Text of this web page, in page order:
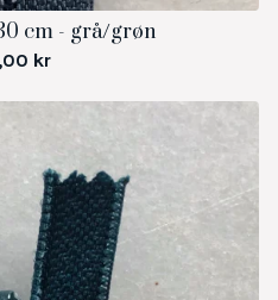
cm - grå/grøn
kr